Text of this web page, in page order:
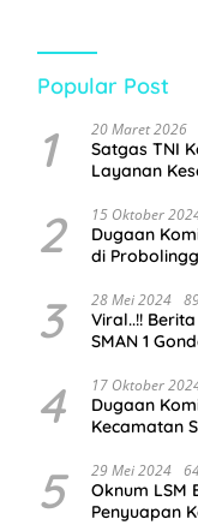
Popular Post
1 20 Maret 2026
Satgas TNI
Layanan
2 15 Oktober
Dugaan
di
3 28 Mei 2024
Viral..!!
SMAN 1
4 17 Oktober
Dugaan
Kecamatan
Sikap
5 29 Mei 2024
Oknum LSM
Penyuapan